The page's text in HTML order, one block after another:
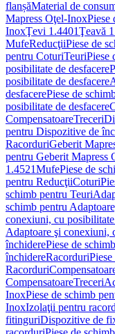
flanșăMaterial de
Mapress Oţel-InoxPiese
InoxŢevi 1.4401Ţeavă
MufeReducţiiPiese de
pentru CoturiTeuriPiese
posibilitate de desfacere
posibilitate de desfacere
desfacerePiese de
posibilitate de desfacere
CompensatoareTreceri
pentru Dispozitive de
RacorduriGeberit
pentru Geberit Mapress
1.4521MufePiese de
pentru ReducţiiCoturi
schimb pentru Teuri
schimb pentru
conexiuni, cu posibilitate
Adaptoare şi conexiuni,
închiderePiese de
închidereRacorduri
Racorduri
CompensatoareTreceri
InoxPiese de schimb
InoxIzolaţii pentru
fitinguriDispozitive de